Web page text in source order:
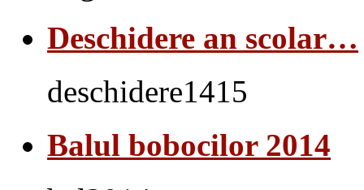
Deschidere an scolar…
deschidere1415
Balul bobocilor 2014